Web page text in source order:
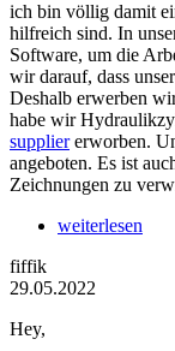
ich bin völlig damit
hilfreich sind. In
Software, um die
wir darauf, dass
Deshalb erwerben
habe wir
suppliererworben.
angeboten. Es ist
Zeichnungen zu
weiterlesen
fiffik
29.05.2022
Hey,